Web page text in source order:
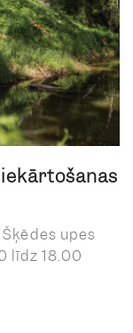
upes
līdz 18.00